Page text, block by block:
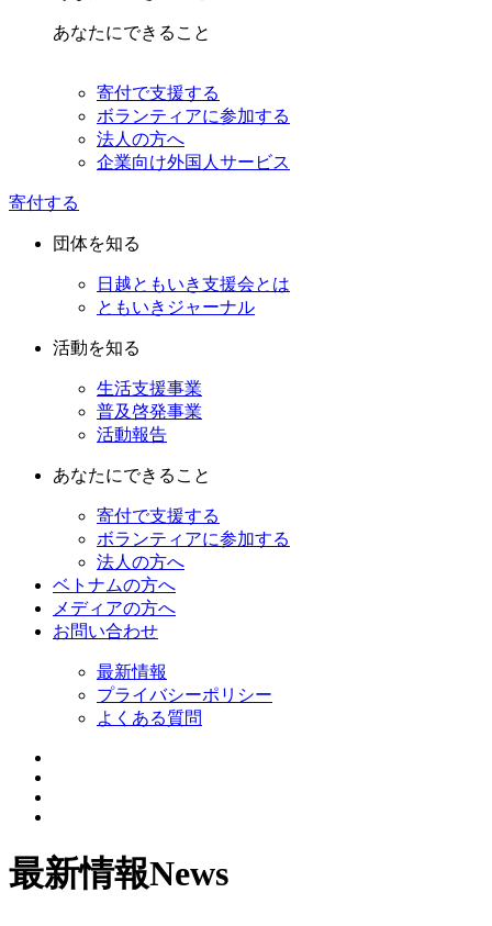
あなたにできること
寄付で支援する
ボランティアに参加する
法人の方へ
企業向け外国人サービス
寄付する
団体を知る
日越ともいき支援会とは
ともいきジャーナル
活動を知る
生活支援事業
普及啓発事業
活動報告
あなたにできること
寄付で支援する
ボランティアに参加する
法人の方へ
ベトナムの方へ
メディアの方へ
お問い合わせ
最新情報
プライバシーポリシー
よくある質問
最新情報News